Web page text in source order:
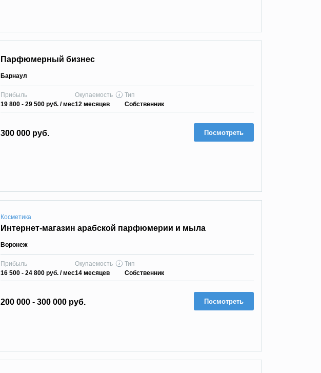
Парфюмерный бизнес
Барнаул
Прибыль
19 800 - 29 500 руб./ мес
Окупаемость
12 месяцев
Тип
Собственник
300 000 руб. Посмотреть
Косметика
Интернет-магазин арабской парфюмерии и мыла
Воронеж
Прибыль
16 500 - 24 800 руб./ мес
Окупаемость
14 месяцев
Тип
Собственник
200 000 - 300 000 руб. Посмотреть